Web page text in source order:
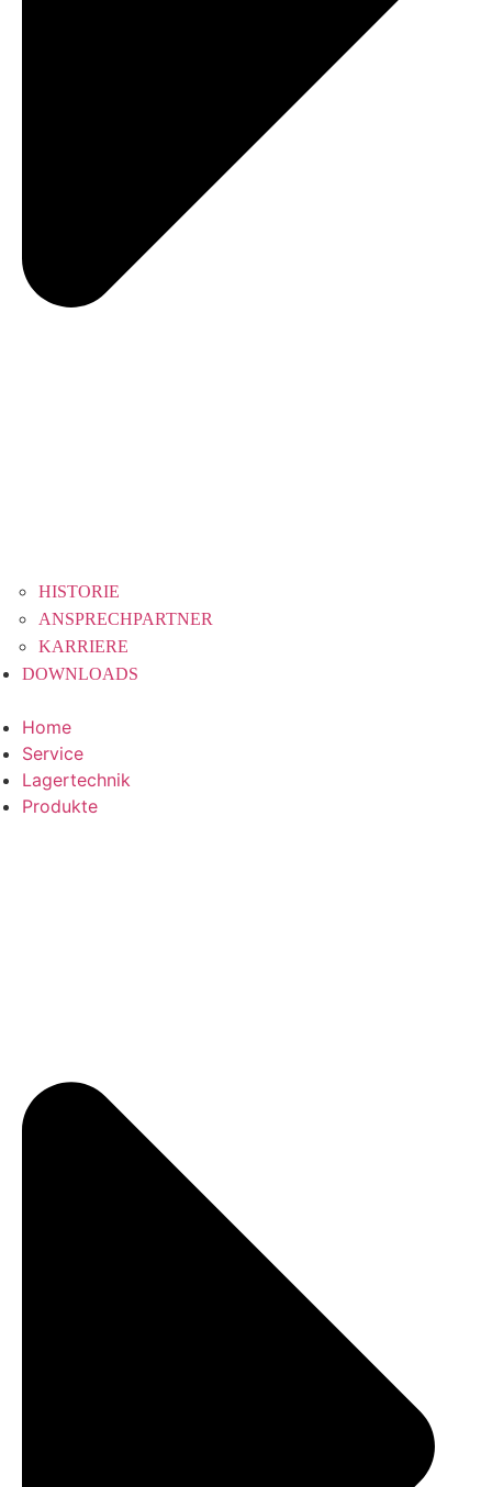
HISTORIE
ANSPRECHPARTNER
KARRIERE
DOWNLOADS
Home
Service
Lagertechnik
Produkte